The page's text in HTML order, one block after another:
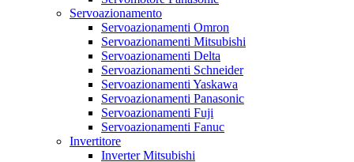
Servoazionamento
Servoazionamenti Omron
Servoazionamenti Mitsubishi
Servoazionamenti Delta
Servoazionamenti Schneider
Servoazionamenti Yaskawa
Servoazionamenti Panasonic
Servoazionamenti Fuji
Servoazionamenti Fanuc
Invertitore
Inverter Mitsubishi